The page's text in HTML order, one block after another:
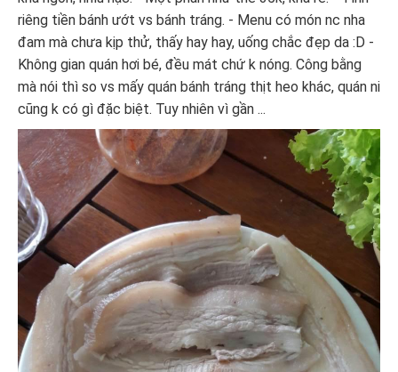
riêng tiền bánh ướt vs bánh tráng. - Menu có món nc nha
đam mà chưa kịp thử, thấy hay hay, uống chắc đẹp da :D -
Không gian quán hơi bé, đều mát chứ k nóng. Công bằng
mà nói thì so vs mấy quán bánh tráng thịt heo khác, quán ni
cũng k có gì đặc biệt. Tuy nhiên vì gần ...